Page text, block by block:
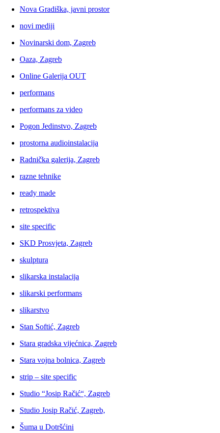
Nova Gradiška, javni prostor
novi mediji
Novinarski dom, Zagreb
Oaza, Zagreb
Online Galerija OUT
performans
performans za video
Pogon Jedinstvo, Zagreb
prostorna audioinstalacija
Radnička galerija, Zagreb
razne tehnike
ready made
retrospektiva
site specific
SKD Prosvjeta, Zagreb
skulptura
slikarska instalacija
slikarski performans
slikarstvo
Stan Softić, Zagreb
Stara gradska vijećnica, Zagreb
Stara vojna bolnica, Zagreb
strip – site specific
Studio “Josip Račić“, Zagreb
Studio Josip Račić, Zagreb,
Šuma u Dotršćini